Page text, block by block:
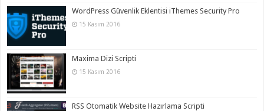
WordPress Güvenlik Eklentisi iThemes Security Pro
15 Kasım 2016
Maxima Dizi Scripti
15 Kasım 2016
RSS Otomatik Website Hazırlama Scripti